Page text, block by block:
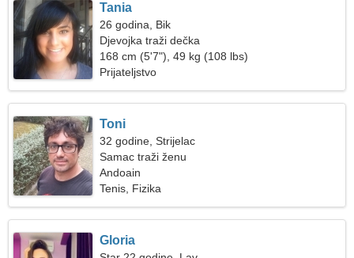
Tania
26 godina, Bik
Djevojka traži dečka
168 cm (5'7"), 49 kg (108 lbs)
Prijateljstvo
Toni
32 godine, Strijelac
Samac traži ženu
Andoain
Tenis, Fizika
Gloria